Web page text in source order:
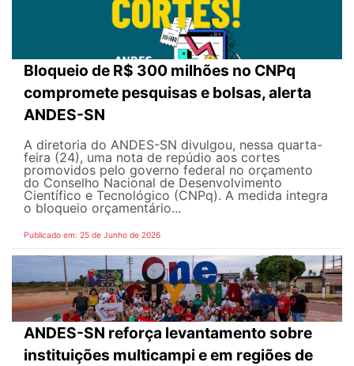
Bloqueio de R$ 300 milhões no CNPq
compromete pesquisas e bolsas, alerta
ANDES-SN
A diretoria do ANDES-SN divulgou, nessa quarta-
feira (24), uma nota de repúdio aos cortes
promovidos pelo governo federal no orçamento
do Conselho Nacional de Desenvolvimento
Científico e Tecnológico (CNPq). A medida integra
o bloqueio orçamentário...
Publicado em: 25 de Junho de 2026
ANDES-SN reforça levantamento sobre
instituições multicampi e em regiões de